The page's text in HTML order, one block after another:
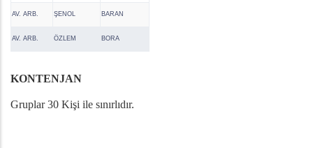
AV. ARB. ŞENOL BARAN
AV. ARB. ÖZLEM BORA
KONTENJAN
Gruplar 30 Kişi ile sınırlıdır.